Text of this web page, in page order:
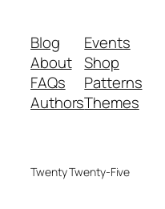
Blog
About
FAQs
Authors
Events
Shop
Patterns
Themes
Twenty Twenty-Five